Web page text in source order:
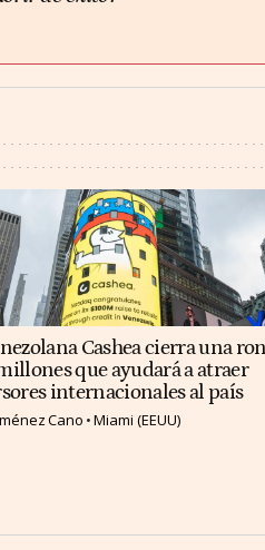
Cashea cierra una
que ayudará a atraer
internacionales al país
Cano Miami (EEUU)